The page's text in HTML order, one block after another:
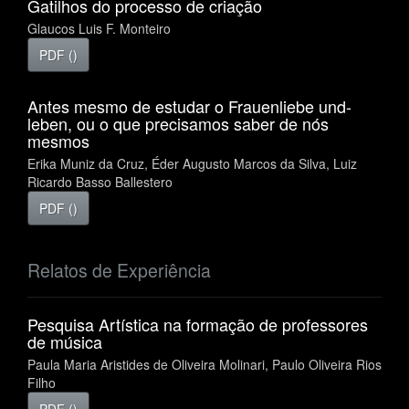
Gatilhos do processo de criação
Glaucos Luis F. Monteiro
PDF ()
Antes mesmo de estudar o Frauenliebe und-
leben, ou o que precisamos saber de nós
mesmos
Erika Muniz da Cruz, Éder Augusto Marcos da Silva, Luiz
Ricardo Basso Ballestero
PDF ()
Relatos de Experiência
Pesquisa Artística na formação de professores
de música
Paula Maria Aristides de Oliveira Molinari, Paulo Oliveira Rios
Filho